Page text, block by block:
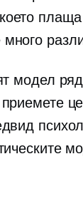
модел